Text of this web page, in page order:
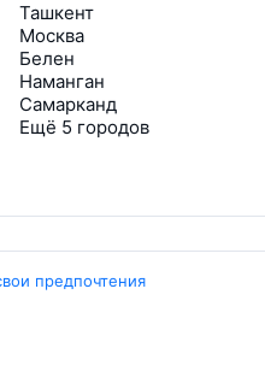
Ташкент
Москва
Белен
Наманган
Самарканд
Ещё 5 городов
предпочтения